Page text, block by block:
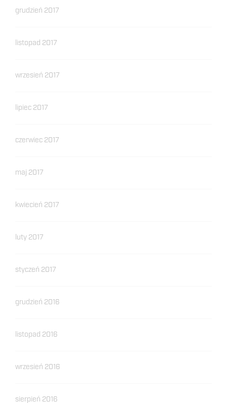
grudzień 2017
listopad 2017
wrzesień 2017
lipiec 2017
czerwiec 2017
maj 2017
kwiecień 2017
luty 2017
styczeń 2017
grudzień 2016
listopad 2016
wrzesień 2016
sierpień 2016